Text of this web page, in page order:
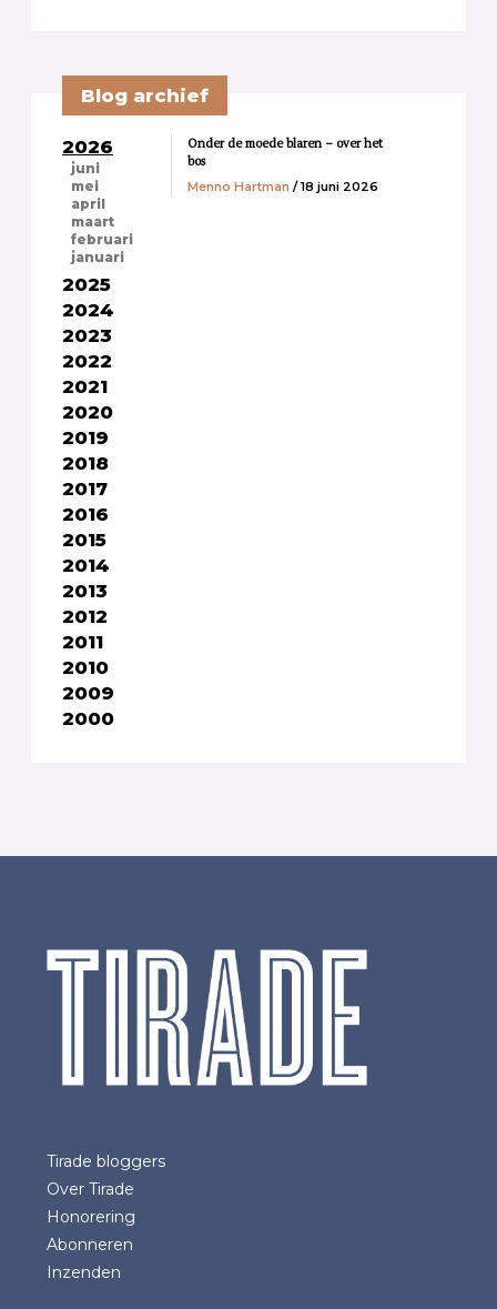
Blog archief
2026
juni
mei
april
maart
februari
januari
2025
2024
2023
2022
2021
2020
2019
2018
2017
2016
2015
2014
2013
2012
2011
2010
2009
2000
Onder de moede blaren – over het
bos
Menno Hartman / 18 juni 2026
Tirade bloggers
Over Tirade
Honorering
Abonneren
Inzenden